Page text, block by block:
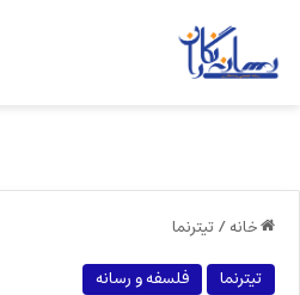
خانه/تیترنما
تیترنما
فلسفه و رسانه